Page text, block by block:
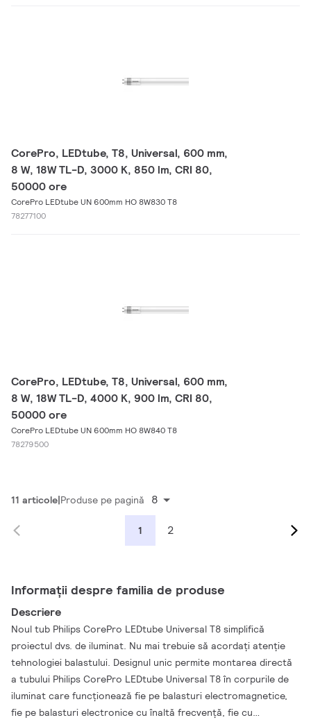
CorePro, LEDtube, T8, Universal, 600 mm,
8 W, 18W TL-D, 3000 K, 850 lm, CRI 80,
50000 ore
CorePro LEDtube UN 600mm HO 8W830 T8
78277100
CorePro, LEDtube, T8, Universal, 600 mm,
8 W, 18W TL-D, 4000 K, 900 lm, CRI 80,
50000 ore
CorePro LEDtube UN 600mm HO 8W840 T8
78279500
11 articole Produse pe pagină 8
1 2
Informații despre familia de produse
Descriere
Noul tub Philips CorePro LEDtube Universal T8 simplifică
proiectul dvs. de iluminat. Nu mai trebuie să acordați atenție
tehnologiei balastului. Designul unic permite montarea directă
a tubului Philips CorePro LEDtube Universal T8 în corpurile de
iluminat care funcționează fie pe balasturi electromagnetice,
fie pe balasturi electronice cu înaltă frecvență, fie cu